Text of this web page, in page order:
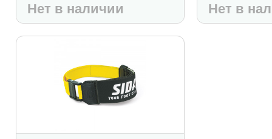
Нет в наличии Нет в